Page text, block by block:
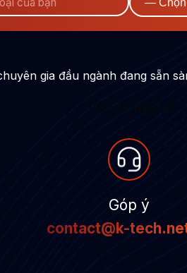
gia đầu ngành đang sẵn
Tư vấn ngay
Góp ý
contact@k-